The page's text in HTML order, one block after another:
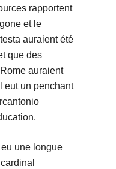
rapportent
et le
auraient été
que des
auraient
eut un penchant
une longue